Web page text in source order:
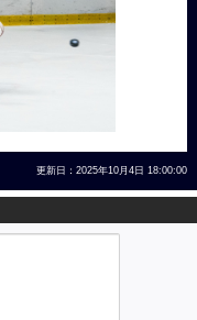
更新日：2025年10月4日 18:00:00